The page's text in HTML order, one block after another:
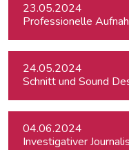
23.05.2024
Professionelle
24.05.2024
Schnitt und Sound
04.06.2024
Investigativer